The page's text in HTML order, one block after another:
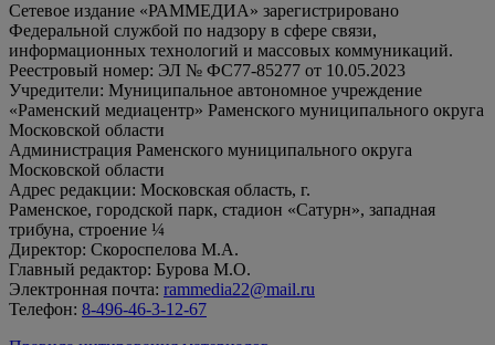
Сетевое издание «РАММЕДИА» зарегистрировано
Федеральной службой по надзору в сфере связи,
информационных технологий и массовых коммуникаций.
Реестровый номер: ЭЛ № ФС77-85277 от 10.05.2023
Учредители: Муниципальное автономное учреждение
«Раменский медиацентр» Раменского муниципального округа
Московской области
Администрация Раменского муниципального округа
Московской области
Адрес редакции: Московская область, г.
Раменское, городской парк, стадион «Сатурн», западная
трибуна, строение ¼
Директор: Скороспелова М.А.
Главный редактор: Бурова М.О.
Электронная почта: rammedia22@mail.ru
Телефон: 8-496-46-3-12-67